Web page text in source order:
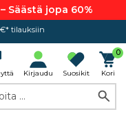
Säästä jopa 60%
tilauksiin
Kirjaudu Suosikit
0
Kori
...